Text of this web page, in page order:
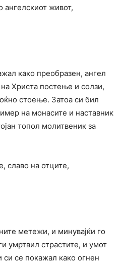
ангелскиот живот,
како преобразен, ангел
Христа постење и солзи,
стоење. Затоа си бил
на монасите и наставник
топол молитвеник за
славо на отците,
метежи, и минувајќи го
умртвил страстите, и умот
си се покажал како огнен